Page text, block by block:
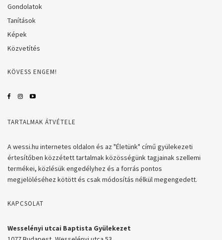
Gondolatok
Tanítások
Képek
Közvetítés
KÖVESS ENGEM!
TARTALMAK ÁTVÉTELE
A wessi.hu internetes oldalon és az "Életünk" című gyülekezeti
értesítőben közzétett tartalmak közösségünk tagjainak szellemi
termékei, közlésük engedélyhez és a forrás pontos
megjelöléséhez kötött és csak módosítás nélkül megengedett.
KAPCSOLAT
Wesselényi utcai Baptista Gyülekezet